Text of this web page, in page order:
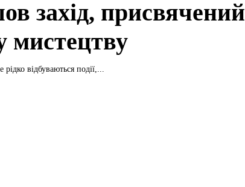
захід, присвячений
мистецтву
відбуваються події,...